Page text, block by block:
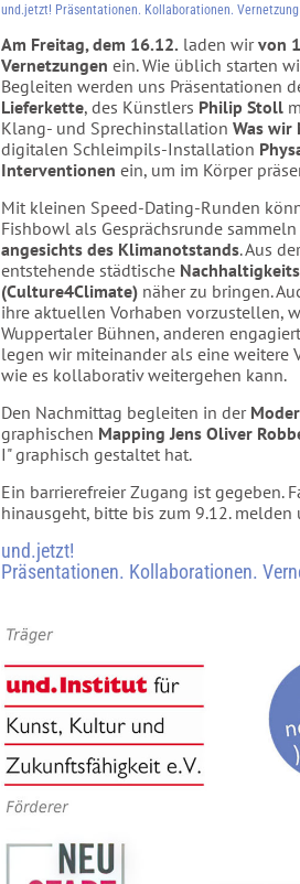
und.jetzt! Präsentationen. Kollaborationen. Vernetzung
Am Freitag, dem 16.12. laden wirvon
Vernetzungen ein. Wie üblich starten
Begleiten werden uns Präsentationen
Lieferkette, des Künstlers Philip Stoll
Klang- und Sprechinstallation Was wir
digitalen Schleimpils-Installation
Interventionen ein, um im Körper
Mit kleinen Speed-Dating-Runden
Fishbowl als Gesprächsrunde
angesichts des Klimanotstands. Aus
entstehende städtische
(Culture4Climate) näher zu bringen.
ihre aktuellen Vorhaben vorzustellen,
Wuppertaler Bühnen, anderen
legen wir miteinander als eine weitere
wie es kollaborativ weitergehen kann.
Den Nachmittag begleiten in der
graphischen Mapping Jens Oliver
I" graphisch gestaltet hat.
Ein barrierefreier Zugang ist gegeben.
hinausgeht, bitte bis zum 9.12. melden
und.jetzt!
Präsentationen. Kollaborationen.